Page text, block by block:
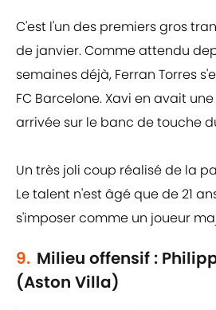
C'est l'un des premiers gros
de janvier. Comme attendu
semaines déjà, Ferran Torres
FC Barcelone. Xavi en avait
arrivée sur le banc de touche
Un très joli coup réalisé de la
Le talent n'est âgé que de 21
s'imposer comme un joueur
9. Milieu offensif :
(Aston Villa)